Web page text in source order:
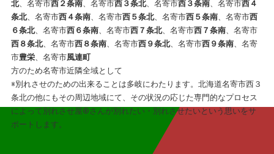
北、名寄市西２条南、名寄市西３条北、名寄市西３条南、名寄市西４
条北、名寄市西４条南、名寄市西５条北、名寄市西５条南、名寄市西
６条北、名寄市西６条南、名寄市西７条北、名寄市西７条南、名寄市
西８条北、名寄市西８条南、名寄市西９条北、名寄市西９条南、名寄
市豊栄、名寄市風連町
方のため名寄市近隣全域として
※別れさせのための出来ることは多岐にわたります。北海道名寄市西３
条北の他にもその周辺地域にて、その状況の応じた専門的なプロセス
によって別れさせ屋® さんが別れたい・別れさせたいという思いをサ
ポートします。